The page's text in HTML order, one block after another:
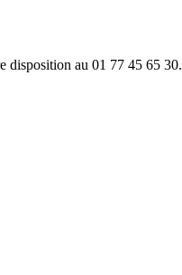
disposition au 01 77 45 65 30.